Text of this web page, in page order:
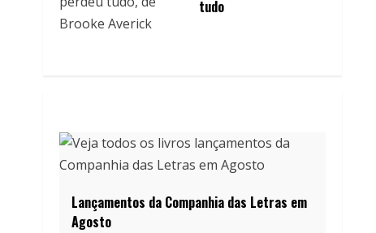
tudo
Lançamentos da Companhia das Letras em
Agosto